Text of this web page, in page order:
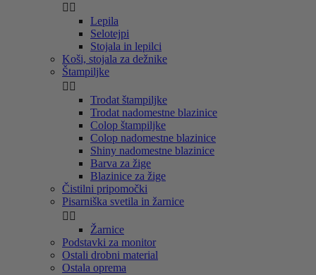
 
Lepila
Selotejpi
Stojala in lepilci
Koši, stojala za dežnike
Štampiljke
 
Trodat štampiljke
Trodat nadomestne blazinice
Colop štampiljke
Colop nadomestne blazinice
Shiny nadomestne blazinice
Barva za žige
Blazinice za žige
Čistilni pripomočki
Pisarniška svetila in žarnice
 
Žarnice
Podstavki za monitor
Ostali drobni material
Ostala oprema